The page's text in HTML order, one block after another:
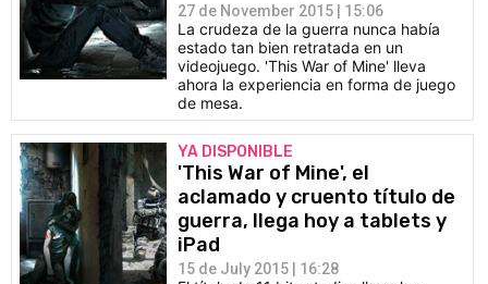
27 de November 2015 | 15:06
La crudeza de la guerra nunca había
estado tan bien retratada en un
videojuego. 'This War of Mine' lleva
ahora la experiencia en forma de juego
de mesa.
YA DISPONIBLE
'This War of Mine', el
aclamado y cruento título de
guerra, llega hoy a tablets y
iPad
15 de July 2015 | 16:28